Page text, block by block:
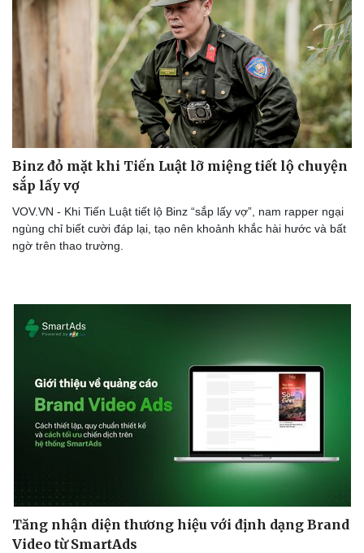
Nhi khoa
Nam khoa
Làm đẹp - giảm cân
Phòng mạch online
Ăn sạch sống khỏe
Binz đỏ mặt khi Tiến Luật lỡ miệng tiết lộ chuyện
sắp lấy vợ
VOV.VN - Khi Tiến Luật tiết lộ Binz “sắp lấy vợ”, nam rapper ngại
ngùng chỉ biết cười đáp lại, tạo nên khoảnh khắc hài hước và bất
ngờ trên thao trường.
Tăng nhận diện thương hiệu với định dạng Brand
Video từ SmartAds